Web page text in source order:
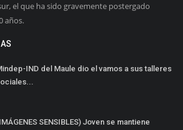
el que ha sido gravemente postergado
años.
IND del Maule dio el vamos a sus talleres
SENSIBLES) Joven se mantiene